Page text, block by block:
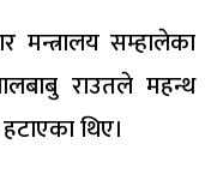
मन्त्रालय सम्हालेका
राउतले महन्थ
थिए।